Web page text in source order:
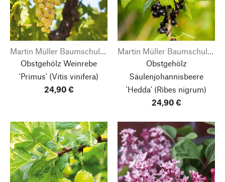
Martin Müller Baumschulen
Obstgehölz Weinrebe
'Primus' (Vitis vinifera)
24,90 €
Martin Müller Baumschulen
Obstgehölz
Säulenjohannisbeere
'Hedda' (Ribes nigrum)
24,90 €